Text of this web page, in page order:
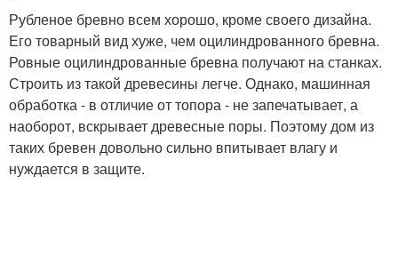
Рубленое бревно всем хорошо, кроме своего дизайна.
Его товарный вид хуже, чем оцилиндрованного бревна.
Ровные оцилиндрованные бревна получают на станках.
Строить из такой древесины легче. Однако, машинная
обработка - в отличие от топора - не запечатывает, а
наоборот, вскрывает древесные поры. Поэтому дом из
таких бревен довольно сильно впитывает влагу и
нуждается в защите.